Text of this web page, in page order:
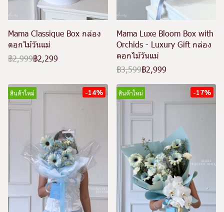
Mama Classique Box กล่อง
ดอกไม้วันแม่
฿2,999฿2,299
Mama Luxe Bloom Box with
Orchids - Luxury Gift กล่อง
ดอกไม้วันแม่
฿3,599฿2,999
สินค้าใหม่ -14% สินค้าใหม่ -17%